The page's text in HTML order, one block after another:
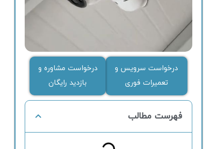
درخواست سرویس و
تعمیرات فوری
درخواست مشاوره و
بازدید رایگان
فهرست مطالب